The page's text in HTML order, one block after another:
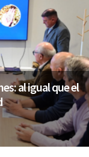
al igual que el